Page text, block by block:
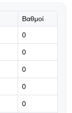
ο Μέσι και η
κηδεία του
Βαθμοί
0
0
0
0
0